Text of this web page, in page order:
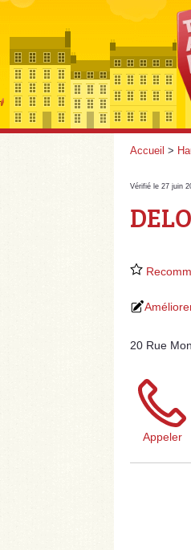
Accueil >
Vérifié le 27 juin
20 Rue
Appeler